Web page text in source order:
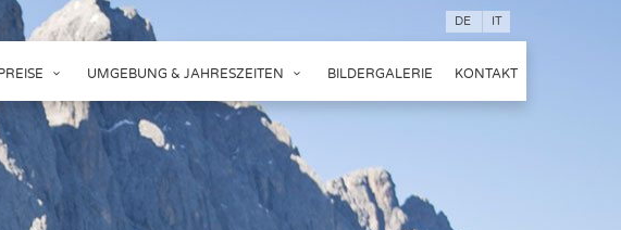
DE IT
PREISE UMGEBUNG & JAHRESZEITEN BILDERGALERIE KONTAKT